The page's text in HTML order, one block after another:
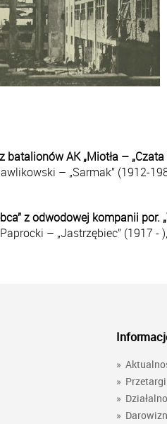
batalionów AK „Miotła –
– „Sarmak” (1912-
z odwodowej kompanii por.
– „Jastrzębiec” (1917 -
»
» Przetargi
»
»